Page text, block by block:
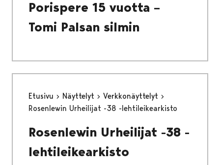
Porispere 15 vuotta –
Tomi Palsan silmin
Etusivu Näyttelyt
Verkkonäyttelyt
Rosenlewin Urheilijat -38 -lehtileikearkisto
Rosenlewin Urheilijat -38 -
lehtileikearkisto